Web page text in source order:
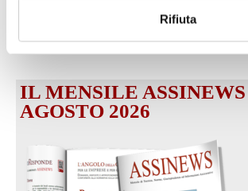
Rifiuta
dell’IA sul futuro e oltre)
1 Luglio 2026
IL MENSILE
AGOSTO 2026